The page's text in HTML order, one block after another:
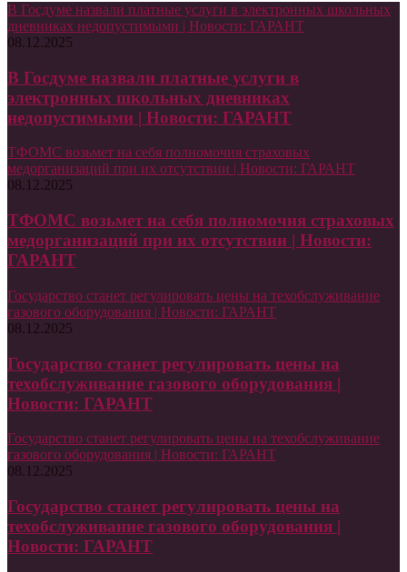
В Госдуме назвали платные услуги в электронных школьных
дневниках недопустимыми | Новости: ГАРАНТ
08.12.2025
В Госдуме назвали платные услуги в
электронных школьных дневниках
недопустимыми | Новости: ГАРАНТ
ТФОМС возьмет на себя полномочия страховых
медорганизаций при их отсутствии | Новости: ГАРАНТ
08.12.2025
ТФОМС возьмет на себя полномочия страховых
медорганизаций при их отсутствии | Новости:
ГАРАНТ
Государство станет регулировать цены на техобслуживание
газового оборудования | Новости: ГАРАНТ
08.12.2025
Государство станет регулировать цены на
техобслуживание газового оборудования |
Новости: ГАРАНТ
Государство станет регулировать цены на техобслуживание
газового оборудования | Новости: ГАРАНТ
08.12.2025
Государство станет регулировать цены на
техобслуживание газового оборудования |
Новости: ГАРАНТ